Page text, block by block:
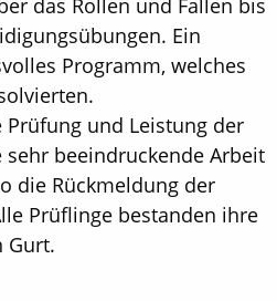
Ein
Programm, welches
und Leistung der
sehr beeindruckende Arbeit
die Rückmeldung der
Prüflinge bestanden ihre
Gurt.